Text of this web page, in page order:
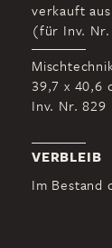
verkauft
(für Inv. Nr.
39,7 x 40,6
Inv. Nr. 829
VERBLEIB
Im Bestand